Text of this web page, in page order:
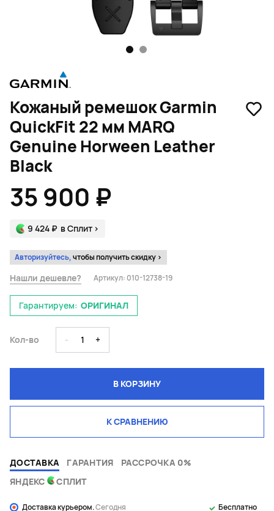
Кожаный ремешок Garmin
QuickFit 22 мм MARQ
Genuine Horween Leather
Black
35 900 ₽
9 424 ₽ в Сплит >
Авторизуйтесь,чтобы получить скидку >
Нашли дешевле? Артикул: 010-12738-19
Гарантируем: ОРИГИНАЛ
Кол-во - 1 +
В КОРЗИНУ
К СРАВНЕНИЮ
ДОСТАВКА ГАРАНТИЯ
РАССРОЧКА 0%
ЯНДЕКС
СПЛИТ
Доставка курьером.Сегодня
Бесплатно
1 2